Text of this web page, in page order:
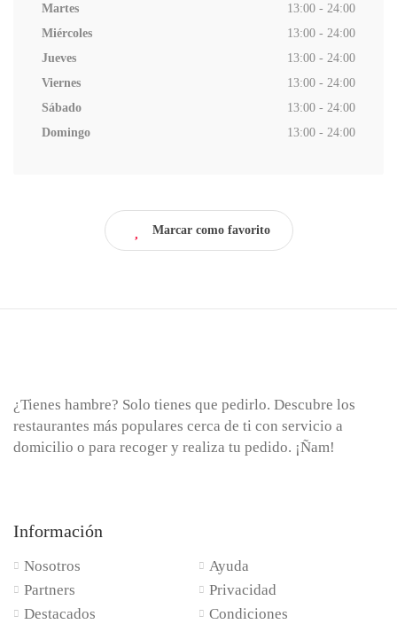
Martes
13:00 - 24:00
Miércoles
13:00 - 24:00
Jueves
13:00 - 24:00
Viernes
13:00 - 24:00
Sábado
13:00 - 24:00
Domingo
13:00 - 24:00
Marcar como favorito
¿Tienes hambre? Solo tienes que pedirlo. Descubre los
restaurantes más populares cerca de ti con servicio a
domicilio o para recoger y realiza tu pedido. ¡Ñam!
Información
Nosotros
Partners
Destacados
Ayuda
Privacidad
Condiciones